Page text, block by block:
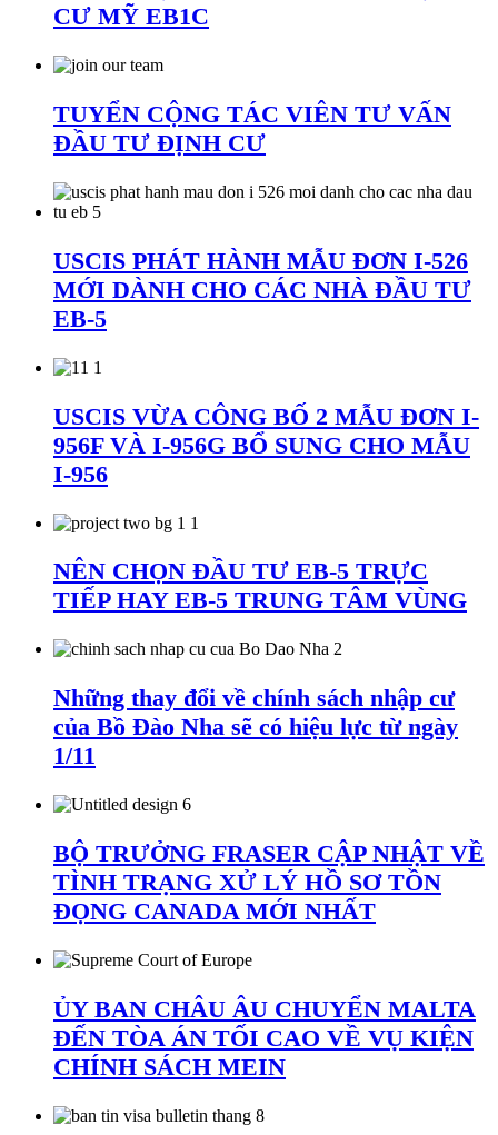
CƯ MỸ EB1C
TUYỂN CỘNG TÁC VIÊN TƯ VẤN
ĐẦU TƯ ĐỊNH CƯ
USCIS PHÁT HÀNH MẪU ĐƠN I-526
MỚI DÀNH CHO CÁC NHÀ ĐẦU TƯ
EB-5
USCIS VỪA CÔNG BỐ 2 MẪU ĐƠN I-
956F VÀ I-956G BỔ SUNG CHO MẪU
I-956
NÊN CHỌN ĐẦU TƯ EB-5 TRỰC
TIẾP HAY EB-5 TRUNG TÂM VÙNG
Những thay đổi về chính sách nhập cư
của Bồ Đào Nha sẽ có hiệu lực từ ngày
1/11
BỘ TRƯỞNG FRASER CẬP NHẬT VỀ
TÌNH TRẠNG XỬ LÝ HỒ SƠ TỒN
ĐỌNG CANADA MỚI NHẤT
ỦY BAN CHÂU ÂU CHUYỂN MALTA
ĐẾN TÒA ÁN TỐI CAO VỀ VỤ KIỆN
CHÍNH SÁCH MEIN